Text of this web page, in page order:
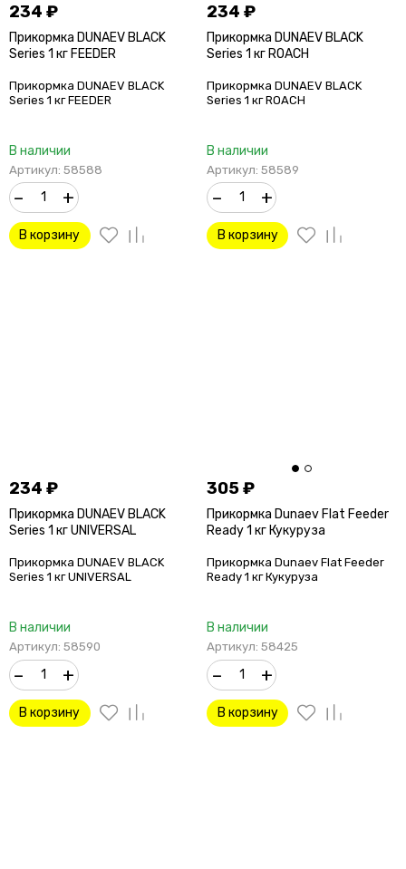
234 ₽
Прикормка DUNAEV BLACK
Series 1 кг FEEDER
Прикормка DUNAEV BLACK
Series 1 кг FEEDER
В наличии
Артикул: 58588
– +
В корзину
234₽
Прикормка DUNAEV BLACK
Series 1 кг ROАCH
Прикормка DUNAEV BLACK
Series 1 кг ROАCH
В наличии
Артикул: 58589
– +
В корзину
234 ₽
Прикормка DUNAEV BLACK
Series 1 кг UNIVERSAL
Прикормка DUNAEV BLACK
Series 1 кг UNIVERSAL
В наличии
Артикул: 58590
– +
В корзину
305₽
Прикормка Dunaev Flat Feeder
Ready 1 кг Кукуруза
Прикормка Dunaev Flat Feeder
Ready 1 кг Кукуруза
В наличии
Артикул: 58425
– +
В корзину